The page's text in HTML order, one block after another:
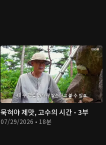
묵혀야 제맛, 고수의 시간 - 3부
07/29/2026 • 18분